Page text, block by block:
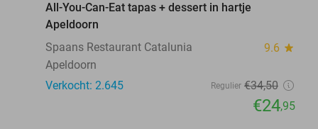
All-You-Can-Eat tapas + dessert in hartje
Apeldoorn
Spaans Restaurant Catalunia
9.6 star
Apeldoorn
Verkocht: 2.645
Regulier €34,50
€24,95